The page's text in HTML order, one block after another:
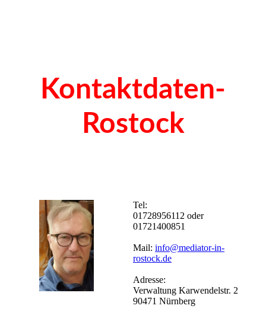
Kontaktdaten-
Rostock
Tel:
01728956112 oder
01721400851
Mail: info@mediator-in-
rostock.de
Adresse:
Verwaltung Karwendelstr. 2
90471 Nürnberg